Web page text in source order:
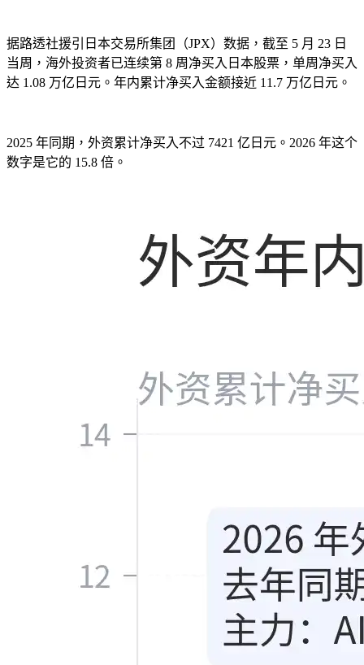
据路透社援引日本交易所集团（JPX）数据，截至 5 月 23 日
当周，海外投资者已连续第 8 周净买入日本股票，单周净买入
达 1.08 万亿日元。年内累计净买入金额接近 11.7 万亿日元。
2025 年同期，外资累计净买入不过 7421 亿日元。2026 年这个
数字是它的 15.8 倍。